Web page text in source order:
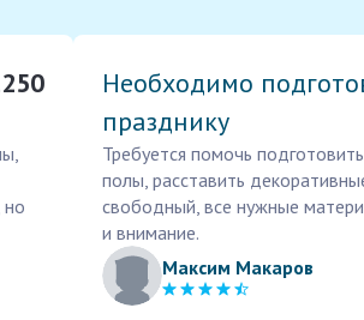
но
Необходимо
празднику
Требуется помочь
полы, расставить
свободный, все нужные
и внимание.
Максим Макаров